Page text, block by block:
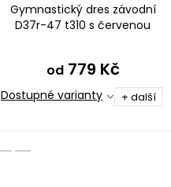
Gymnastický dres závodní
D37r-47 t310 s červenou
od779 Kč
Dostupné varianty + další